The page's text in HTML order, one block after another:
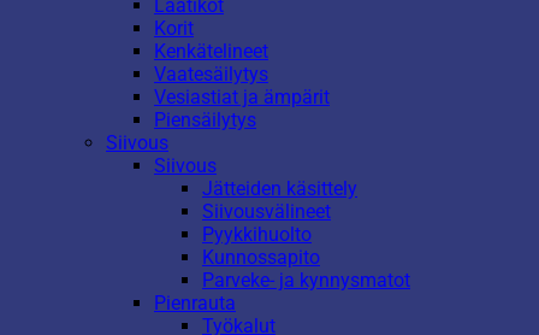
Laatikot
Korit
Kenkätelineet
Vaatesäilytys
Vesiastiat ja ämpärit
Piensäilytys
Siivous
Siivous
Jätteiden käsittely
Siivousvälineet
Pyykkihuolto
Kunnossapito
Parveke- ja kynnysmatot
Pienrauta
Työkalut